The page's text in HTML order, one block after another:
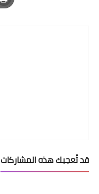
قد تُعجبك هذه المشاركات